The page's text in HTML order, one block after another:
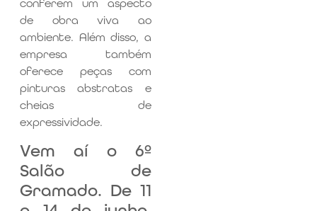
conferem um aspecto
de obra viva ao
ambiente. Além disso, a
empresa também
oferece peças com
pinturas abstratas e
cheias de
expressividade.
Vem aí o 6º
Salão de
Gramado. De 11